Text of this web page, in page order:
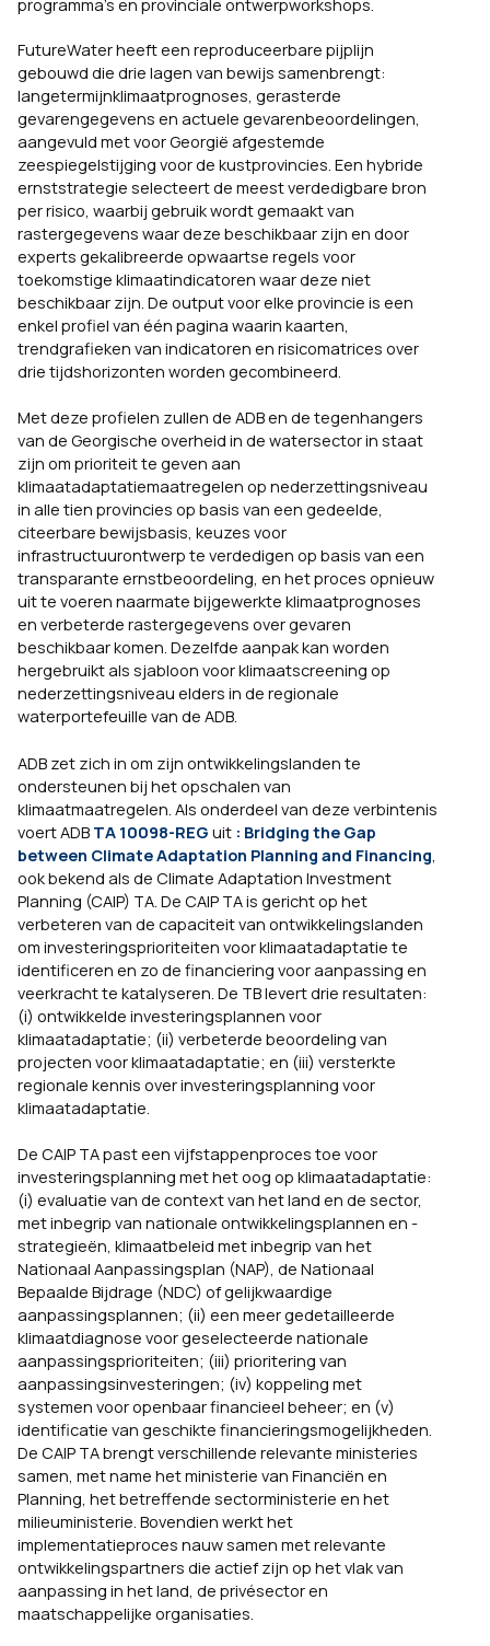
FutureWater heeft een reproduceerbare pijplijn
gebouwd die drie lagen van bewijs samenbrengt:
langetermijnklimaatprognoses, gerasterde
gevarengegevens en actuele gevarenbeoordelingen,
aangevuld met voor Georgië afgestemde
zeespiegelstijging voor de kustprovincies. Een hybride
ernststrategie selecteert de meest verdedigbare bron
per risico, waarbij gebruik wordt gemaakt van
rastergegevens waar deze beschikbaar zijn en door
experts gekalibreerde opwaartse regels voor
toekomstige klimaatindicatoren waar deze niet
beschikbaar zijn. De output voor elke provincie is een
enkel profiel van één pagina waarin kaarten,
trendgrafieken van indicatoren en risicomatrices over
drie tijdshorizonten worden gecombineerd.
Met deze profielen zullen de ADB en de tegenhangers
van de Georgische overheid in de watersector in staat
zijn om prioriteit te geven aan
klimaatadaptatiemaatregelen op nederzettingsniveau
in alle tien provincies op basis van een gedeelde,
citeerbare bewijsbasis, keuzes voor
infrastructuurontwerp te verdedigen op basis van een
transparante ernstbeoordeling, en het proces opnieuw
uit te voeren naarmate bijgewerkte klimaatprognoses
en verbeterde rastergegevens over gevaren
beschikbaar komen. Dezelfde aanpak kan worden
hergebruikt als sjabloon voor klimaatscreening op
nederzettingsniveau elders in de regionale
waterportefeuille van de ADB.
ADB zet zich in om zijn ontwikkelingslanden te
ondersteunen bij het opschalen van
klimaatmaatregelen. Als onderdeel van deze verbintenis
voert ADB TA 10098-REG uit : Bridging the Gap
between Climate Adaptation Planning and Financing
ook bekend als de Climate Adaptation Investment
Planning (CAIP) TA. De CAIP TA is gericht op het
verbeteren van de capaciteit van ontwikkelingslanden
om investeringsprioriteiten voor klimaatadaptatie te
identificeren en zo de financiering voor aanpassing en
veerkracht te katalyseren. De TB levert drie resultaten:
(i) ontwikkelde investeringsplannen voor
klimaatadaptatie; (ii) verbeterde beoordeling van
projecten voor klimaatadaptatie; en (iii) versterkte
regionale kennis over investeringsplanning voor
klimaatadaptatie.
De CAIP TA past een vijfstappenproces toe voor
investeringsplanning met het oog op klimaatadaptatie:
(i) evaluatie van de context van het land en de sector,
met inbegrip van nationale ontwikkelingsplannen en -
strategieën, klimaatbeleid met inbegrip van het
Nationaal Aanpassingsplan (NAP), de Nationaal
Bepaalde Bijdrage (NDC) of gelijkwaardige
aanpassingsplannen; (ii) een meer gedetailleerde
klimaatdiagnose voor geselecteerde nationale
aanpassingsprioriteiten; (iii) prioritering van
aanpassingsinvesteringen; (iv) koppeling met
systemen voor openbaar financieel beheer; en (v)
identificatie van geschikte financieringsmogelijkheden.
De CAIP TA brengt verschillende relevante ministeries
samen, met name het ministerie van Financiën en
Planning, het betreffende sectorministerie en het
milieuministerie. Bovendien werkt het
implementatieproces nauw samen met relevante
ontwikkelingspartners die actief zijn op het vlak van
aanpassing in het land, de privésector en
maatschappelijke organisaties.